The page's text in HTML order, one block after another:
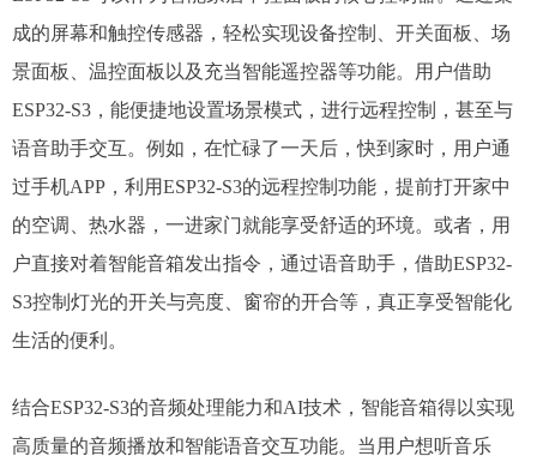
成的屏幕和触控传感器，轻松实现设备控制、开关面板、场
景面板、温控面板以及充当智能遥控器等功能。用户借助
ESP32-S3，能便捷地设置场景模式，进行远程控制，甚至与
语音助手交互。例如，在忙碌了一天后，快到家时，用户通
过手机APP，利用ESP32-S3的远程控制功能，提前打开家中
的空调、热水器，一进家门就能享受舒适的环境。或者，用
户直接对着智能音箱发出指令，通过语音助手，借助ESP32-
S3控制灯光的开关与亮度、窗帘的开合等，真正享受智能化
生活的便利。​
结合ESP32-S3的音频处理能力和AI技术，智能音箱得以实现
高质量的音频播放和智能语音交互功能。当用户想听音乐